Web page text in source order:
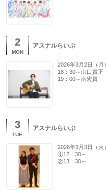
2
MON
アスナルらいぶ
2026年3月2日（月）
18：30～山口貴正
19：00～南宏貴
3
TUE
アスナルらいぶ
2026年3月3日（火）
①12：30～
②13：30～